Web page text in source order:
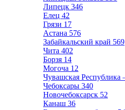
Липецк 346
Елец 42
Грязи 17
Астана 576
Забайкальский край 569
Чита 402
Борзя 14
Могоча 12
Чувашская
Чебоксары 340
Новочебоксарск 52
Канаш 36